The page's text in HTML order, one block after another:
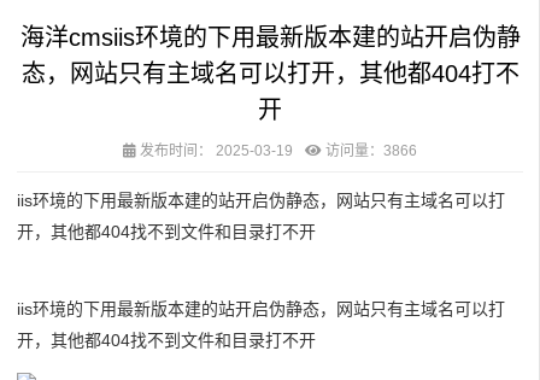
海洋cmsiis环境的下用最新版本建的站开启伪静
态，网站只有主域名可以打开，其他都404打不
开
发布时间： 2025-03-19 访问量：3866
iis环境的下用最新版本建的站开启伪静态，网站只有主域名可以打
开，其他都404找不到文件和目录打不开
iis环境的下用最新版本建的站开启伪静态，网站只有主域名可以打
开，其他都404找不到文件和目录打不开